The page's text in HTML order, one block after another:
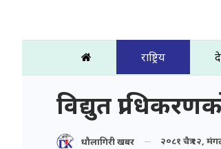
राष्ट्रिय
विद्युत
धौलागिरी खबर २०८१ चैत्र १२,